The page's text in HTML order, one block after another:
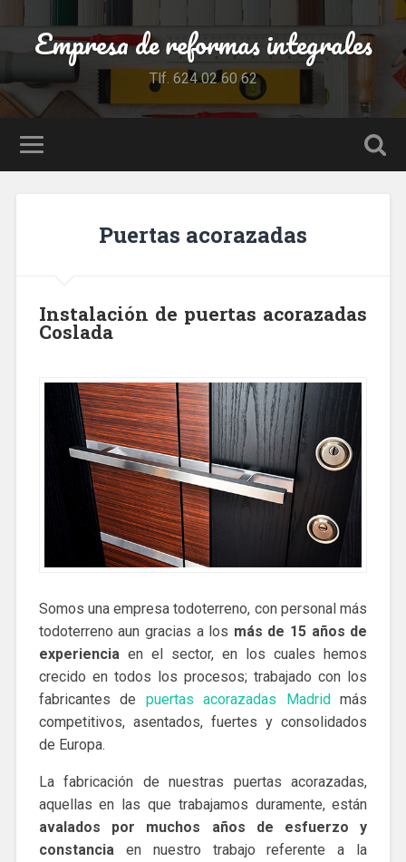
Empresa de reformas integrales
Tlf. 624 02 60 62
Puertas acorazadas
Instalación de puertas acorazadas
Coslada
Somos una empresa todoterreno, con personal más
todoterreno aun gracias a los más de 15 años de
experienciaen el sector, en los cuales hemos
crecido en todos los procesos; trabajado con los
fabricantes de puertas acorazadas Madrid más
competitivos, asentados, fuertes y consolidados
de Europa.
La fabricación de nuestras puertas acorazadas,
aquellas en las que trabajamos duramente, están
avalados por muchos años de esfuerzo y
constanciaen nuestro trabajo referente a la